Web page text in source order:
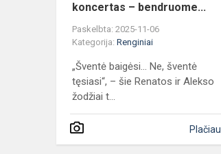
koncertas – bendruome...
Paskelbta: 2025-11-06
Kategorija: Renginiai
„Šventė baigėsi... Ne, šventė
tęsiasi“, – šie Renatos ir Alekso
žodžiai t...
Plačiau